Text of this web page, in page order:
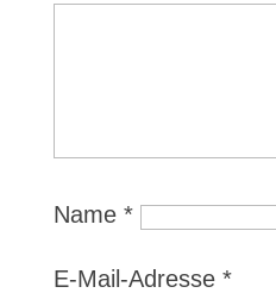
Name *
E-Mail-Adresse *